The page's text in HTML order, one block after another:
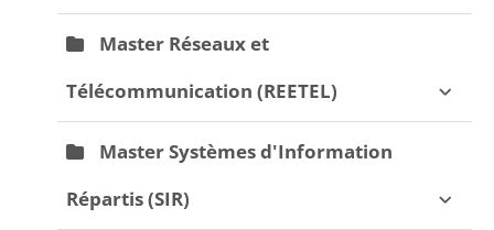
Master Réseaux et
Télécommunication (REETEL)
Master Systèmes d'Information
Répartis (SIR)